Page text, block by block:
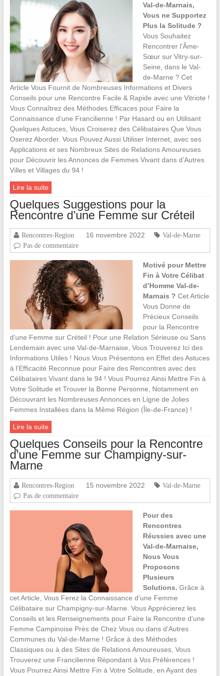
Val-de-Marnais,
Vous ne Supportez
Plus la Solitude ?
Vous Souhaitez
Rencontrer l’Âme-
Sœur sur Vitry-sur-
Seine, dans le Val-
de-Marne ? Cet
Article Vous Fournit de Nombreuses Informations et Divers
Conseils pour une Rencontre Facile & Rapide avec une Vitriote !
Vous Connaîtrez des Méthodes Efficaces pour Faire la
Connaissance d’une Francilienne ! Par Hasard ou en Utilisant
Quelques Astuces, Vous Croiserez des Célibataires Que Vous
Oserez Aborder. Vous Pouvez Aussi Utiliser Internet, avec ses
Applications et ses Nombreux Sites de Relations Amoureuses
pour Découvrir les Annonces de Femmes Vivant dans d’Autres
Villes et Villages du 94 !
Lire la suite
Quelques Suggestions pour la
Rencontre d’une Femme sur Créteil
Rencontres-Region 16 novembre 2022
Val-de-Marne
Pas de commentaire
Motivé pour Mettre
Fin à Votre Célibat
d’Homme Val-de-
Marnais ? Cet Article
Vous Donne de
Précieux Conseils
pour la Rencontre
d’une Femme sur Créteil ! Pour une Relation Sérieuse ou Sans
Lendemain avec une Val-de-Marnaise, Vous Trouverez Ici des
Informations Utiles ! Nous Vous Présentons en Effet des Astuces
à l’Efficacité Reconnue pour Faire des Rencontres avec des
Célibataires Vivant dans le 94 ! Vous Pourrez Ainsi Mettre Fin à
Votre Solitude et Trouver la Bonne Personne, Notamment en
Découvrant les Nombreuses Annonces en Ligne de Jolies
Femmes Installées dans la Même Région (Île-de-France) !
Lire la suite
Quelques Conseils pour la Rencontre
d’une Femme sur Champigny-sur-
Marne
Rencontres-Region 15 novembre 2022
Val-de-Marne
Pas de commentaire
Pour des
Rencontres
Réussies avec une
Val-de-Marnaise,
Nous Vous
Proposons
Plusieurs
Solutions. Grâce à
cet Article, Vous Ferez la Connaissance d’une Femme
Célibataire sur Champigny-sur-Marne. Vous Apprécierez les
Conseils et les Renseignements pour Faire la Rencontre d’une
Femme Campinoise Près de Chez Vous ou dans d’Autres
Communes du Val-de-Marne ! Grâce à des Méthodes
Classiques ou à des Sites de Relations Amoureuses, Vous
Trouverez une Francilienne Répondant à Vos Préférences !
Vous Pourrez Ainsi Mettre Fin à Votre Solitude, en Ayant des